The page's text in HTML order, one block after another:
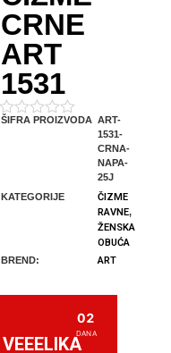
CRNE
ART
1531
Ocenjeno
ŠIFRA PROIZVODA ART-
1531-
CRNA-
NAPA-
25J
KATEGORIJE
ČIZME
RAVNE,
ŽENSKA
OBUĆA
BREND: ART
VEEELIKA
02
DANA